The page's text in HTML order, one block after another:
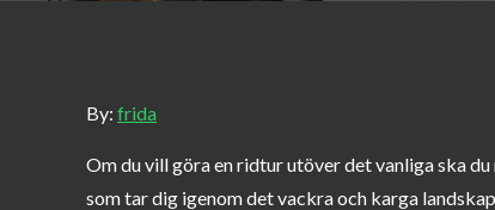
By: frida
Om du vill göra en ridtur utöver det vanliga ska
som tar dig igenom det vackra och karga